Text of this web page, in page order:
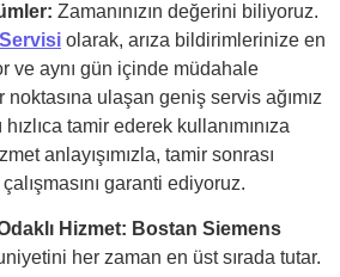
Zamanınızın değerini biliyoruz.
olarak, arıza bildirimlerinize en
ve aynı gün içinde müdahale
ulaşan geniş servis ağımız
tamir ederek kullanımınıza
anlayışımızla, tamir sonrası
garanti ediyoruz.
Hizmet: Bostan Siemens
her zaman en üst sırada tutar.